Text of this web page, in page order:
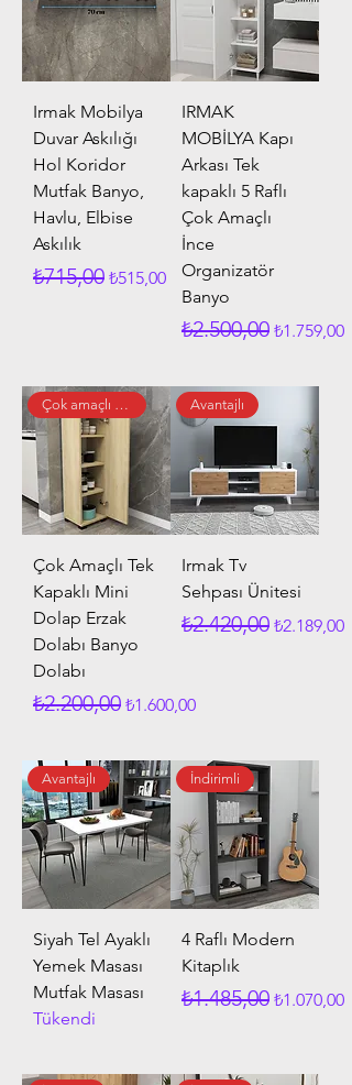
Irmak Mobilya
Duvar Askılığı
Hol Koridor
Mutfak Banyo,
Havlu, Elbise
Askılık
Normal Fiyat
₺715,00 İndirimli Fiyat
₺515,00
IRMAK
MOBİLYA Kapı
Arkası Tek
kapaklı 5 Raflı
Çok Amaçlı
İnce
Organizatör
Banyo
Normal Fiyat
₺2.500,00 İndirimli
₺1.759,00
Çok amaçlı dolap
Çok Amaçlı Tek
Kapaklı Mini
Dolap Erzak
Dolabı Banyo
Dolabı
Normal Fiyat
₺2.200,00 İndirimli Fiyat
₺1.600,00
Avantajlı
Irmak Tv
Sehpası Ünitesi
Normal Fiyat
₺2.420,00 İndirimli
₺2.189,00
Avantajlı
Siyah Tel Ayaklı
Yemek Masası
Mutfak Masası
Tükendi
İndirimli
4 Raflı Modern
Kitaplık
Normal Fiyat
₺1.485,00 İndirimli
₺1.070,00